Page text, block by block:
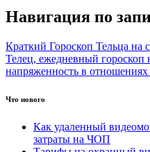
Навигация по
Краткий Гороскоп Тельца на
Телец, ежедневный гороскоп
напряженность в
Что нового
Как удаленный
затраты на ЧОП